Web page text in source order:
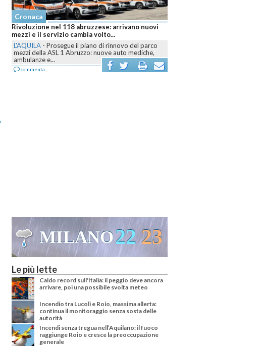
Cronaca
Rivoluzione nel 118 abruzzese: arrivano nuovi
mezzi e il servizio cambia volto...
L'AQUILA - Prosegue il piano di rinnovo del parco
mezzi della ASL 1 Abruzzo: nuove auto mediche,
ambulanze e...
commenta
MILANO22 23
Le più lette
Caldo record sull'Italia: il peggio deve ancora
arrivare, poi una possibile svolta meteo
Incendio tra Lucoli e Roio, massima allerta:
continua il monitoraggio senza sosta delle
autorità
Incendi senza tregua nell’Aquilano: il fuoco
raggiunge Roio e cresce la preoccupazione
generale